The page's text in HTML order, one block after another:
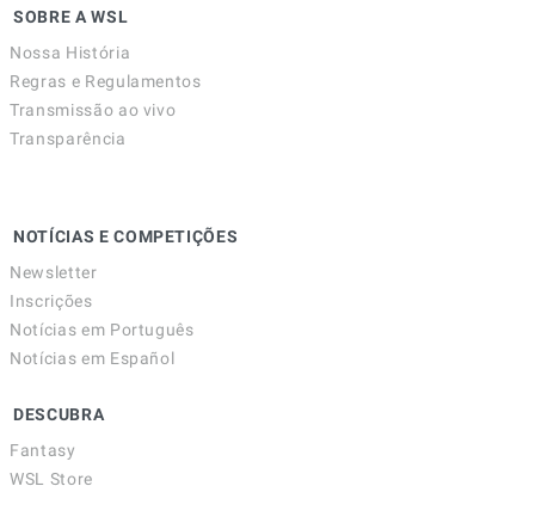
SOBRE A WSL
Nossa História
Regras e Regulamentos
Transmissão ao vivo
Transparência
NOTÍCIAS E COMPETIÇÕES
Newsletter
Inscrições
Notícias em Português
Notícias em Español
DESCUBRA
Fantasy
WSL Store